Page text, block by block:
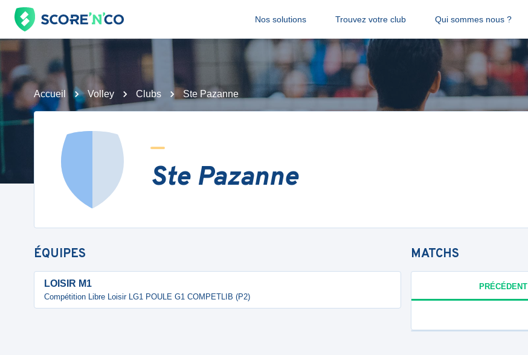
Nos solutions Trouvez votre club Qui sommes nous ?
Accueil Volley Clubs Ste Pazanne
Ste Pazanne
ÉQUIPES
LOISIR M1
Compétition Libre Loisir LG1 POULE G1 COMPETLIB (P2)
MATCHS
PRÉCÉDENT